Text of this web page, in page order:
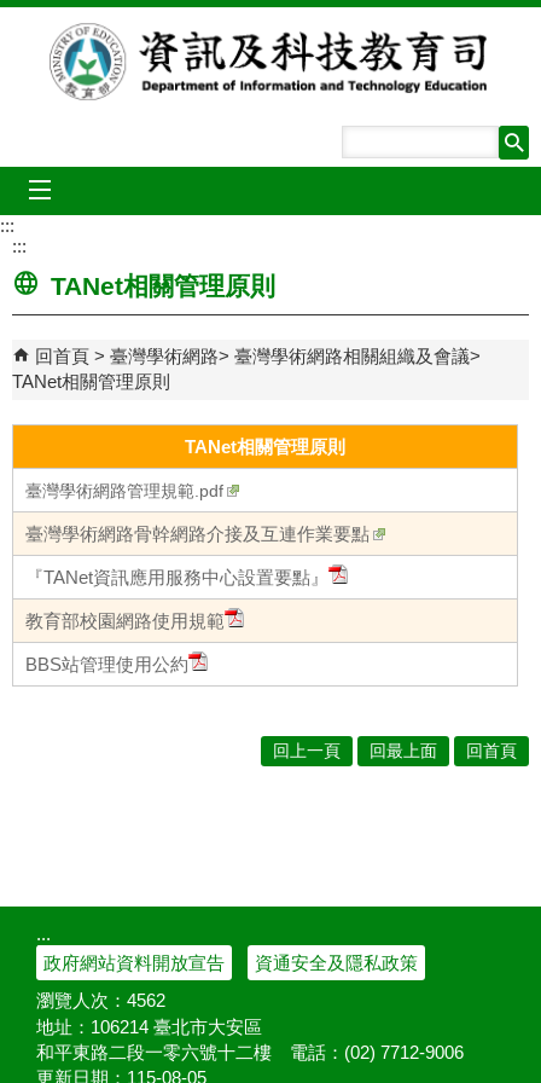
跳到主要內容區塊
:::
:::
TANet相關管理原則
回首頁 臺灣學術網路
臺灣學術網路相關組織及會議
TANet相關管理原則
TANet相關管理原則
臺灣學術網路管理規範.pdf
臺灣學術網路骨幹網路介接及互連作業要點
『TANet資訊應用服務中心設置要點』
教育部校園網路使用規範
BBS站管理使用公約
回上一頁 回最上面 回首頁
:::
政府網站資料開放宣告
資通安全及隱私政策
瀏覽人次： 4562
地址：106214 臺北市大安區
和平東路二段一零六號十二樓 電話：(02) 7712-9006
更新日期： 115-08-05